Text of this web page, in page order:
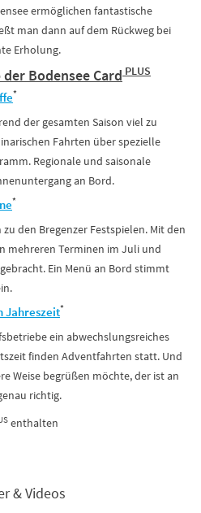
ermöglichen fantastische
man dann auf dem Rückweg bei
Erholung.
Bodensee Card PLUS
*
der gesamten Saison viel zu
Fahrten über spezielle
Regionale und saisonale
an Bord.
*
den Bregenzer Festspielen. Mit den
mehreren Terminen im Juli und
Ein Menü an Bord stimmt
Jahreszeit*
ein abwechslungsreiches
finden Adventfahrten statt. Und
Weise begrüßen möchte, der ist an
richtig.
enthalten
& Videos